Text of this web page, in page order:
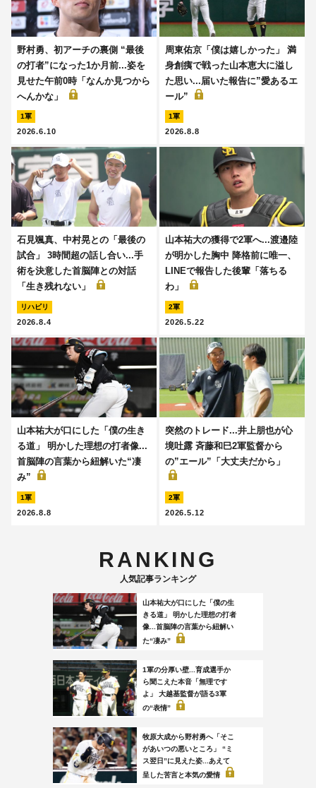
野村勇、初アーチの裏側 “最後
の打者”になった1か月前...姿を
見せた午前0時「なんか見つから
へんかな」
1軍
2026.6.10
周東佑京「僕は嬉しかった」 満
身創痍で戦った山本恵大に溢し
た思い...届いた報告に”愛あるエ
ール”
1軍
2026.8.8
石見颯真、中村晃との「最後の
試合」 3時間超の話し合い...手
術を決意した首脳陣との対話
「生き残れない」
リハビリ
2026.8.4
山本祐大の獲得で2軍へ...渡邉陸
が明かした胸中 降格前に唯一、
LINEで報告した後輩「落ちる
わ」
2軍
2026.5.22
山本祐大が口にした「僕の生き
る道」 明かした理想の打者像...
首脳陣の言葉から紐解いた“凄
み”
1軍
2026.8.8
突然のトレード...井上朋也が心
境吐露 斉藤和巳2軍監督から
の”エール”「大丈夫だから」
2軍
2026.5.12
RANKING
人気記事ランキング
山本祐大が口にした「僕の生
きる道」 明かした理想の打者
像...首脳陣の言葉から紐解い
た“凄み”
1軍の分厚い壁...育成選手か
ら聞こえた本音「無理です
よ」 大越基監督が語る3軍
の“表情”
牧原大成から野村勇へ「そこ
があいつの悪いところ」 “ミ
ス翌日”に見えた姿...あえて
呈した苦言と本気の愛情